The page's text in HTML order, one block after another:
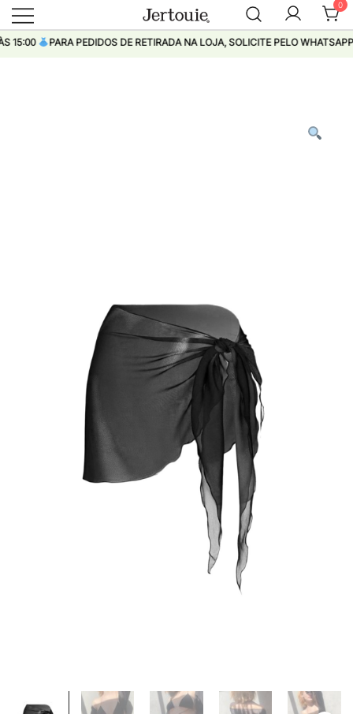
PARA PEDIDOS DE RETIRADA NA LOJA, SOLICITE PELO WHATSAPP
Jertouie
Loja de Roupas Femininas
0